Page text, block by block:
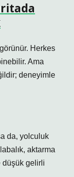
Herkes
Ama
deneyimle
da, yolculuk
aktarma
düşük gelirli